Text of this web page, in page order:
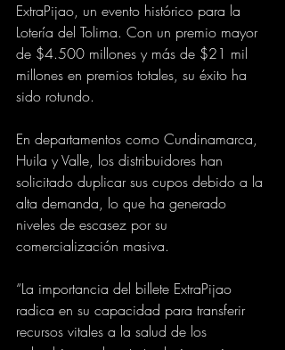
ExtraPijao, un evento histórico para la
Lotería del Tolima. Con un premio mayor
de $4.500 millones y más de $21 mil
millones en premios totales, su éxito ha
sido rotundo.
En departamentos como Cundinamarca,
Huila y Valle, los distribuidores han
solicitado duplicar sus cupos debido a la
alta demanda, lo que ha generado
niveles de escasez por su
comercialización masiva.
“La importancia del billete ExtraPijao
radica en su capacidad para transferir
recursos vitales a la salud de los